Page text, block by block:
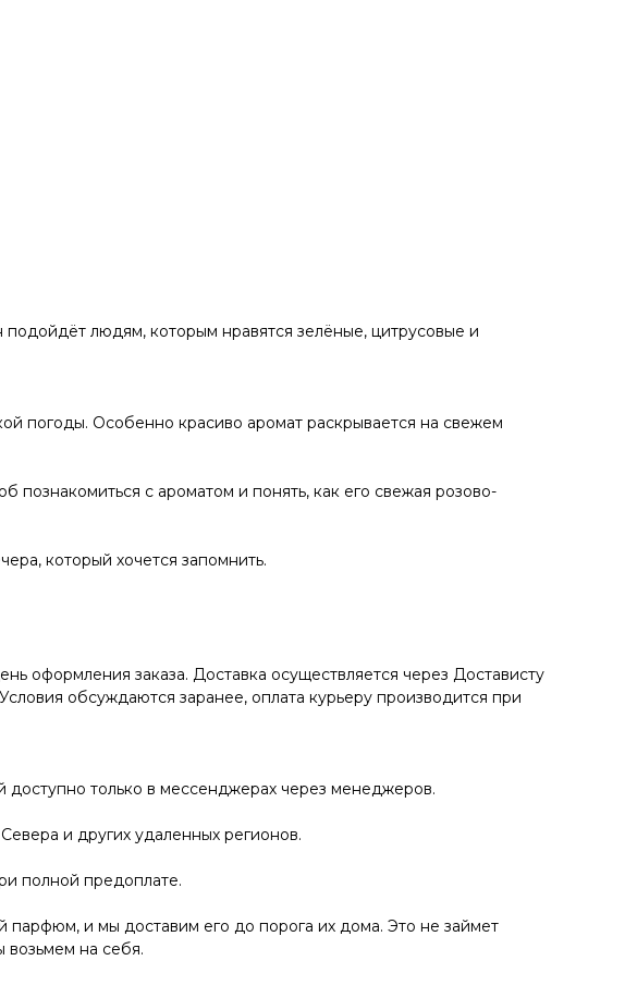
людям, которым нравятся зелёные, цитрусовые и
погоды. Особенно красиво аромат раскрывается на свежем
с ароматом и понять, как его свежая розово-
который хочется запомнить.
оформления заказа. Доставка осуществляется через Достависту
обсуждаются заранее, оплата курьеру производится при
доступно только в мессенджерах через менеджеров.
и других удаленных регионов.
полной предоплате.
и мы доставим его до порога их дома. Это не займет
возьмем на себя.